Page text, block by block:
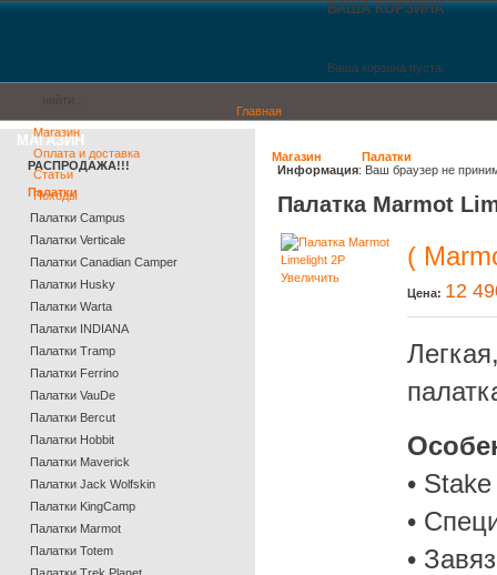
ВАША КОРЗИНА
Ваша корзина пуста.
Главная
Магазин
Оплата и доставка
Статьи
Походы
Магазин
Палатки
Информация: Ваш браузер не
Палатка Marmot
Увеличить
(
Цена: 12
•
•
•
МАГАЗИН
РАСПРОДАЖА!!!
Палатки
Палатки Campus
Палатки Verticale
Палатки Canadian Camper
Палатки Husky
Палатки Warta
Палатки INDIANA
Палатки Tramp
Палатки Ferrino
Палатки VauDe
Палатки Bercut
Палатки Hobbit
Палатки Maverick
Палатки Jack Wolfskin
Палатки KingCamp
Палатки Marmot
Палатки Totem